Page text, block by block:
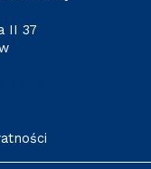
II 37